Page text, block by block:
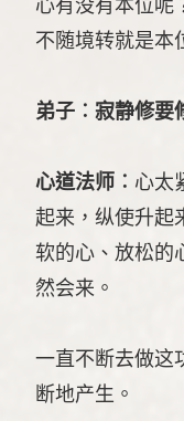
心有没有本位呢
不随境转就是本
弟子︰寂静修要
心道法师︰ 心太
起来，纵使升起
软的心、放松的
然会来。
一直不断去做这
断地产生。